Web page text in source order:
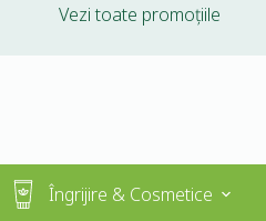
Vezi toate promoțiile
Îngrijire & Cosmetice